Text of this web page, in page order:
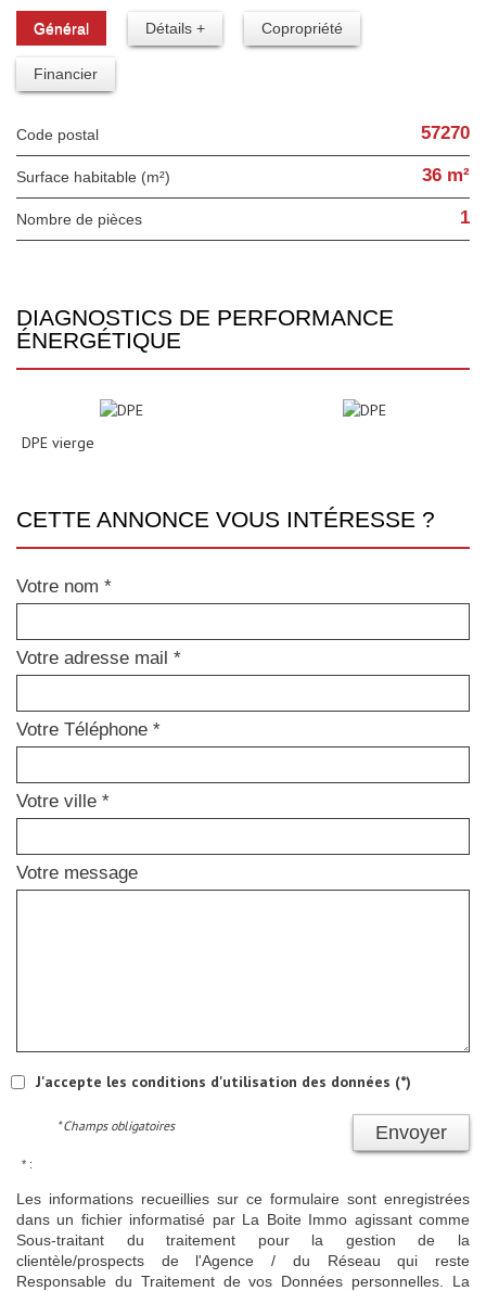
Général Détails + Copropriété
Financier
Code postal 57270
Surface habitable (m²) 36 m²
Nombre de pièces 1
DIAGNOSTICS DE PERFORMANCE
ÉNERGÉTIQUE
DPE vierge
CETTE ANNONCE VOUS INTÉRESSE ?
Votre nom *
Votre adresse mail *
Votre Téléphone *
Votre ville *
Votre message
J'accepte les conditions d'utilisation des données (*)
Envoyer
* Champs obligatoires
* :
Les informations recueillies sur ce formulaire sont enregistrées
dans un fichier informatisé par La Boite Immo agissant comme
Sous-traitant du traitement pour la gestion de la
clientèle/prospects de l'Agence / du Réseau qui reste
Responsable du Traitement de vos Données personnelles. La